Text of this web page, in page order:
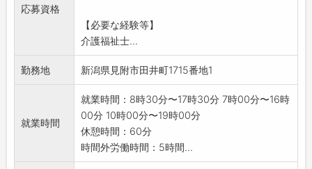
応募資格
【必要な経験等】
介護福祉士...
勤務地 新潟県見附市田井町1715番地1
就業時間
就業時間：8時30分〜17時30分 7時00分〜16時
00分 10時00分〜19時00分
休憩時間：60分
時間外労働時間：5時間...